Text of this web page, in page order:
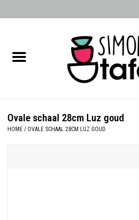
Albast waxinehouders van Zenza
Ovale schaal 28cm Luz goud
HOME / OVALE SCHAAL 28CM LUZ GOUD